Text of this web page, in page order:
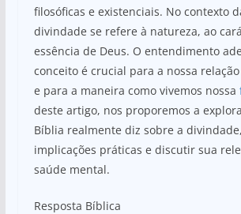
filosóficas e existenciais. No contexto
divindade se refere à natureza, ao
essência de Deus. O entendimento
conceito é crucial para a nossa
e para a maneira como vivemos nossa
deste artigo, nos proporemos a
Bíblia realmente diz sobre a
implicações práticas e discutir sua
saúde mental.
Resposta Bíblica